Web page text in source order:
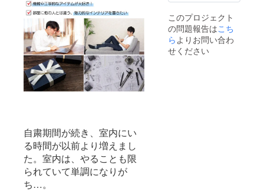
自粛期間が続き、室内にい
る時間が以前より増えまし
た。室内は、やることも限
られていて単調になりが
ち…。
このプロジェクト
の問題報告はこち
らよりお問い合わ
せください